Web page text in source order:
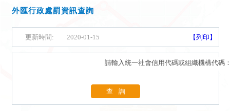
外匯行政處罰資訊查詢
更新時間: 2020-01-15 【列印】
請輸入統一社會信用代碼或組織機構代碼
查詢